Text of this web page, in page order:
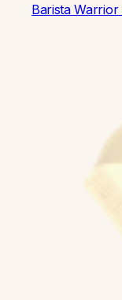
Barista Warrior